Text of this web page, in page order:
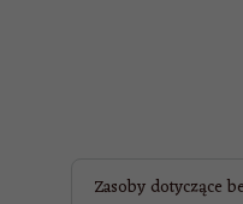
Zasoby dotyczące